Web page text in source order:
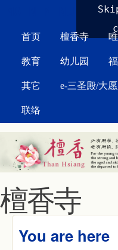
首页 檀香寺
教育 幼儿园
其它 e-三圣殿/大
联络
檀香寺
You are here